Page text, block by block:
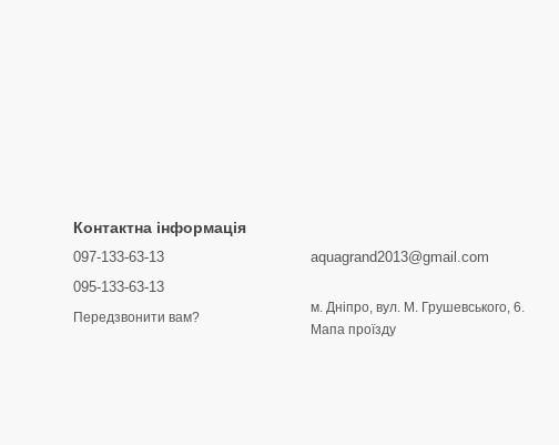
Контактна інформація
097-133-63-13
095-133-63-13
Передзвонити вам?
aquagrand2013@gmail.com
м. Дніпро, вул. М. Грушевського, 6.
Мапа проїзду